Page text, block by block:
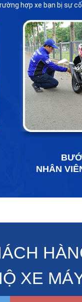
hợp xe bạn bị sự
NHÂN
XE